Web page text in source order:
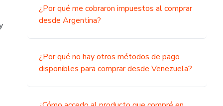
¿Por qué me cobraron impuestos al comprar
desde Argentina?
¿Por qué no hay otros métodos de pago
disponibles para comprar desde Venezuela?